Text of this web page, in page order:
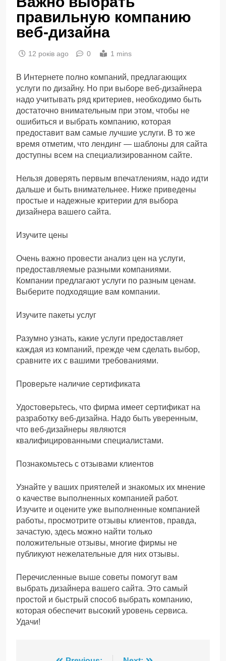
правильную компанию
веб-дизайна
12 років ago 0 1 mins
В Интернете полно компаний, предлагающих
услуги по дизайну. Но при выборе веб-дизайнера
надо учитывать ряд критериев, необходимо быть
достаточно внимательным при этом, чтобы не
ошибиться и выбрать компанию, которая
предоставит вам самые лучшие услуги. В то же
время отметим, что лендинг — шаблоны для сайта
доступны всем на специализированном сайте.
Нельзя доверять первым впечатлениям, надо идти
дальше и быть внимательнее. Ниже приведены
простые и надежные критерии для выбора
дизайнера вашего сайта.
Изучите цены
Очень важно провести анализ цен на услуги,
предоставляемые разными компаниями.
Компании предлагают услуги по разным ценам.
Выберите подходящие вам компании.
Изучите пакеты услуг
Разумно узнать, какие услуги предоставляет
каждая из компаний, прежде чем сделать выбор,
сравните их с вашими требованиями.
Проверьте наличие сертификата
Удостоверьтесь, что фирма имеет сертификат на
разработку веб-дизайна. Надо быть уверенным,
что веб-дизайнеры являются
квалифицированными специалистами.
Познакомьтесь с отзывами клиентов
Узнайте у ваших приятелей и знакомых их мнение
о качестве выполненных компанией работ.
Изучите и оцените уже выполненные компанией
работы, просмотрите отзывы клиентов, правда,
зачастую, здесь можно найти только
положительные отзывы, многие фирмы не
публикуют нежелательные для них отзывы.
Перечисленные выше советы помогут вам
выбрать дизайнера вашего сайта. Это самый
простой и быстрый способ выбрать компанию,
которая обеспечит высокий уровень сервиса.
Удачи!